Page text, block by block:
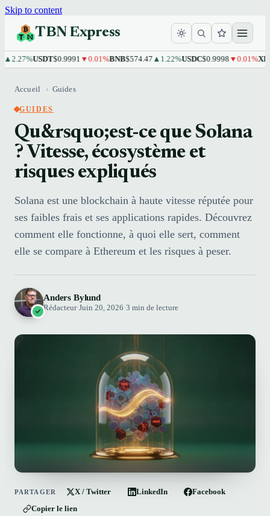
Skip to content
TBN Express
USDT$0.9991▼0.01%BNB$574.47▲1.22%USDC$0.9998▼0.01%XRP
Accueil › Guides
GUIDES
Qu&rsquo;est-ce que Solana
? Vitesse, écosystème et
risques expliqués
Solana est une blockchain à haute vitesse réputée pour
ses faibles frais et ses applications rapides. Découvrez
comment elle fonctionne, à quoi elle sert, comment
elle se compare à Ethereum et les risques à peser.
Anders Bylund
Rédacteur·Juin 20, 2026·3 min de lecture
PARTAGER X / Twitter LinkedIn Facebook
Copier le lien